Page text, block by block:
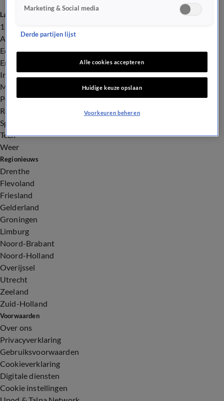
Laatste nieuws
112
Advies & Tips
Economie
Entertainment
Infrastructuur
Milieu en Gezondheid
Politiek
Royalty
Sport
Tech
Weer
Regionieuws
Drenthe
Flevoland
Friesland
Gelderland
Groningen
Limburg
Noord-Brabant
Noord-Holland
Overijssel
Utrecht
Zeeland
Zuid-Holland
Voorwaarden
Over ons
Privacyverklaring
Gebruiksvoorwaarden
Cookieverklaring
Digitale diensten
Cookie instellingen
Marketing & Social media
Derde partijen lijst
Alle cookies accepteren
Huidige keuze opslaan
Voorkeuren beheren